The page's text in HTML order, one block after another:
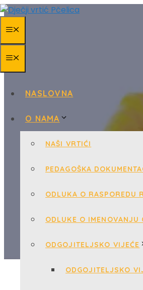
Skip
contentMENU
MENU
NASLOVNA
O NAMA
NAŠI VRTIĆI
PEDAGOŠKA
ODLUKA O RASPOREDU
ODLUKE O
ODGOJITELJSKO VIJEĆE
ODGOJITELJSKO